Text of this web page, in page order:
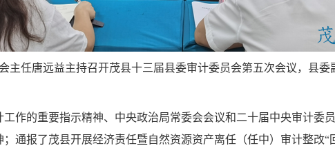
主任唐远益主持召开茂县十三届县委审计委员会第五次会议，县委
工作的重要指示精神、中央政治局常委会会议和二十届中央审计委
；通报了茂县开展经济责任暨自然资源资产离任（任中）审计整改“